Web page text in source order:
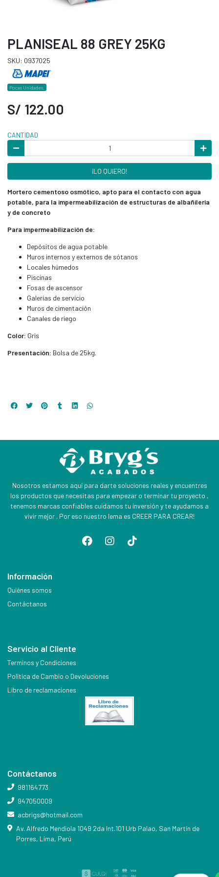
PLANISEAL 88 GREY 25KG
SKU: 0937025
Pocas Unidades.
S/ 122.00
CANTIDAD
¡LO QUIERO!
Mortero cementoso osmótico, apto para el contacto con agua
potable, para la impermeabilización de estructuras de albañilería
y de concreto
Para impermeabilización de:
Depósitos de agua potable
Muros internos y externos de sótanos
Locales húmedos
Piscinas
Fosas de ascensor
Galerías de servicio
Muros de cimentación
Canales de riego
Color: Gris
Presentación: Bolsa de 25kg.
Nosotros estamos aquí para darte soluciones reales y encuentres
los productos que necesitas para empezar o terminar tu proyecto ,
tenemos marcas confiables cuidamos tu inversión y te ayudamos a
vivir mejor . Por eso nuestro lema es CREER PARA CREAR!
Información
Quiénes somos
Contáctanos
Servicio al Cliente
Terminos y Condiciones
Política de Cambio o Devoluciones
Libro de reclamaciones
Contáctanos
981164773
947050009
acbrigs@hotmail.com
Av. Alfredo Mendiola 1049 2da Int.101 Urb Palao, San Martín de
Porres, Lima, Perú